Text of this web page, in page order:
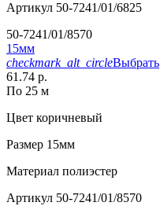
Артикул 50-7241/01/6825
50-7241/01/8570
15мм
checkmark_alt_circleВыбрать
61.74 р.
По 25 м
Цвет коричневый
Размер 15мм
Материал полиэстер
Артикул 50-7241/01/8570